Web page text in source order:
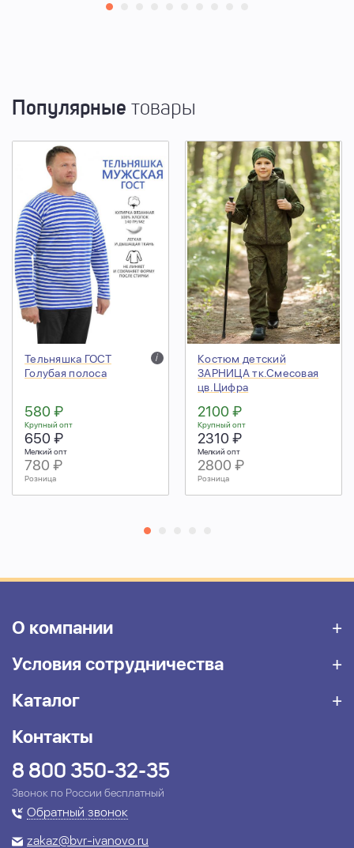
Популярные товары
Тельняшка ГОСТ
Голубая полоса
i
580 ₽
Крупный опт
650 ₽
Мелкий опт
780 ₽
Розница
Костюм детский
ЗАРНИЦА тк.Смесовая
цв.Цифра
2100 ₽
Крупный опт
2310 ₽
Мелкий опт
2800 ₽
Розница
О компании
Условия сотрудничества
Каталог
Контакты
8 800 350-32-35
Звонок по России бесплатный
Обратный звонок
zakaz@bvr-ivanovo.ru